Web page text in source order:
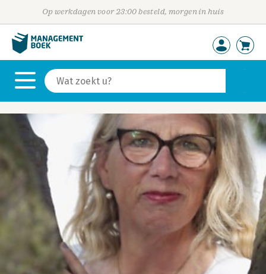
Op werkdagen voor 23:00 besteld, morgen in huis